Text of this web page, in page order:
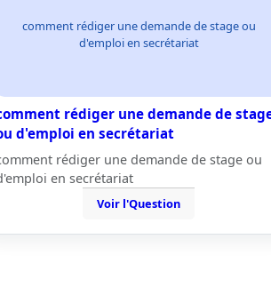
comment rédiger une demande de stage ou
d'emploi en secrétariat
rédiger une demande de
d'emploi en secrétariat
rédiger une demande de stage ou
en secrétariat
Voir l'Question